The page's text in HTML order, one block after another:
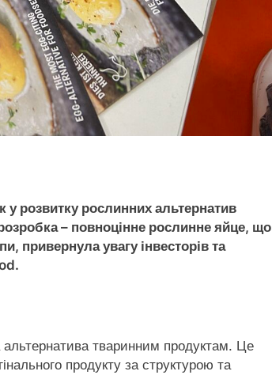
розвитку рослинних альтернатив
– повноцінне рослинне яйце, що
привернула увагу інвесторів та
тваринним продуктам. Це
продукту за структурою та